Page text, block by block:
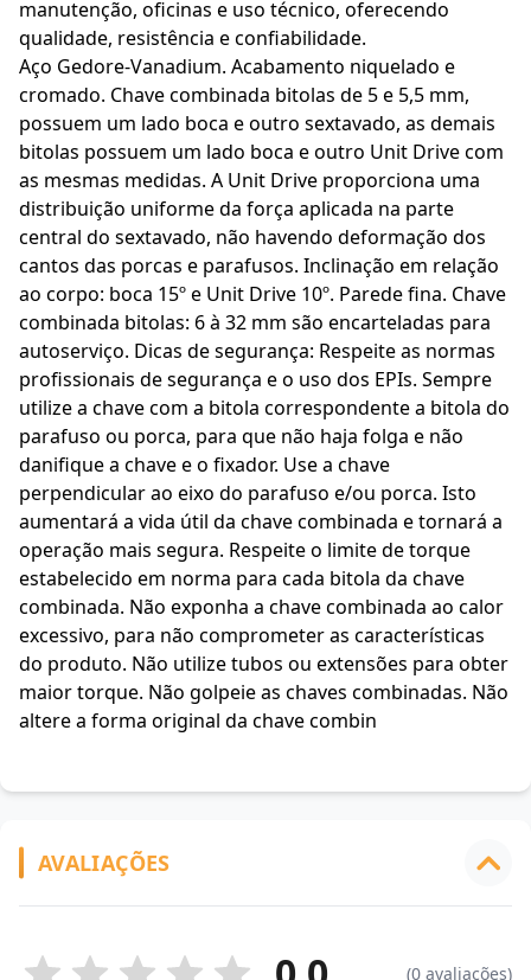
manutenção, oficinas e uso técnico, oferecendo
qualidade, resistência e confiabilidade.
Aço Gedore-Vanadium. Acabamento niquelado e
cromado. Chave combinada bitolas de 5 e 5,5 mm,
possuem um lado boca e outro sextavado, as demais
bitolas possuem um lado boca e outro Unit Drive com
as mesmas medidas. A Unit Drive proporciona uma
distribuição uniforme da força aplicada na parte
central do sextavado, não havendo deformação dos
cantos das porcas e parafusos. Inclinação em relação
ao corpo: boca 15º e Unit Drive 10º. Parede fina. Chave
combinada bitolas: 6 à 32 mm são encarteladas para
autoserviço. Dicas de segurança: Respeite as normas
profissionais de segurança e o uso dos EPIs. Sempre
utilize a chave com a bitola correspondente a bitola do
parafuso ou porca, para que não haja folga e não
danifique a chave e o fixador. Use a chave
perpendicular ao eixo do parafuso e/ou porca. Isto
aumentará a vida útil da chave combinada e tornará a
operação mais segura. Respeite o limite de torque
estabelecido em norma para cada bitola da chave
combinada. Não exponha a chave combinada ao calor
excessivo, para não comprometer as características
do produto. Não utilize tubos ou extensões para obter
maior torque. Não golpeie as chaves combinadas. Não
altere a forma original da chave combin
AVALIAÇÕES
(0 avaliações)